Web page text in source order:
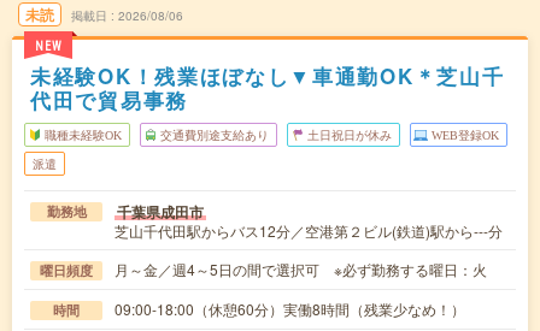
未読
NEW
掲載日 2026/08/06
未経験OK！残業ほぼなし▼車通勤OK＊芝山千
代田で貿易事務
職種未経験OK 交通費別途支給あり 土日祝日が休み WEB登録OK
派遣
勤務地 千葉県成田市
芝山千代田駅からバス12分／空港第２ビル(鉄道)駅から---分
曜日頻度 月～金／週4～5日の間で選択可 ※必ず勤務する曜日：火
時間 09:00-18:00（休憩60分）実働8時間（残業少なめ！）